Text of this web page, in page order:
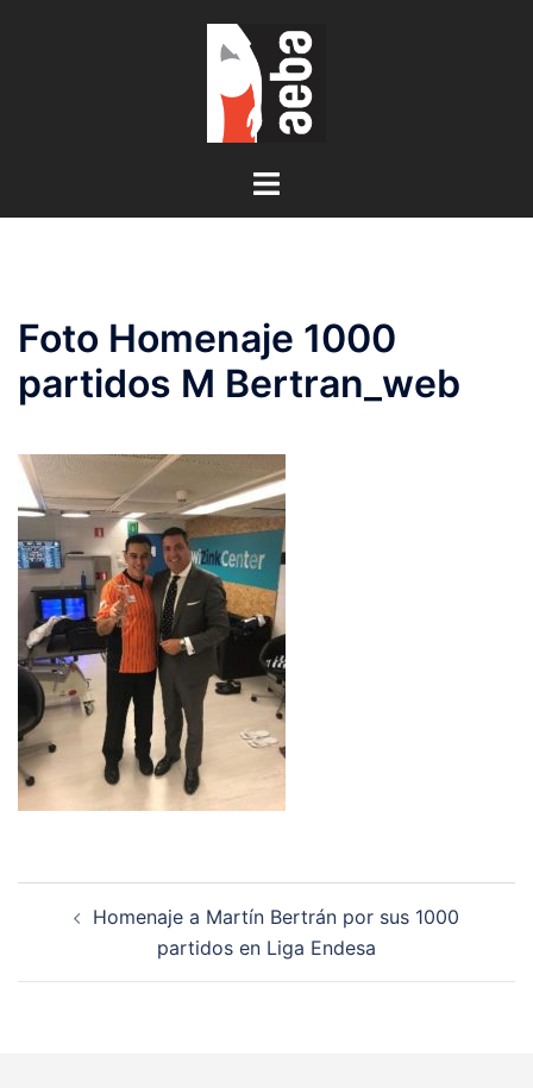
Alternar
Foto Homenaje 1000
partidos M Bertran_web
Homenaje a Martín Bertrán por sus 1000
partidos en Liga Endesa